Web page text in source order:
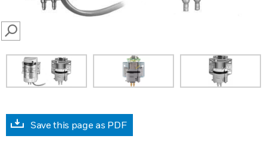
SEARCH
Save this page as PDF